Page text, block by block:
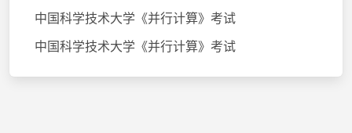
中国科学技术大学《并行计算》考试
中国科学技术大学《并行计算》考试